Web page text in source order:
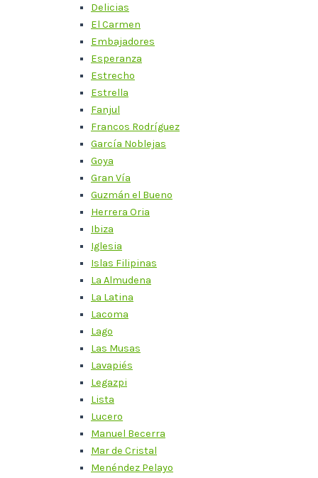
Delicias
El Carmen
Embajadores
Esperanza
Estrecho
Estrella
Fanjul
Francos Rodríguez
García Noblejas
Goya
Gran Vía
Guzmán el Bueno
Herrera Oria
Ibiza
Iglesia
Islas Filipinas
La Almudena
La Latina
Lacoma
Lago
Las Musas
Lavapiés
Legazpi
Lista
Lucero
Manuel Becerra
Mar de Cristal
Menéndez Pelayo